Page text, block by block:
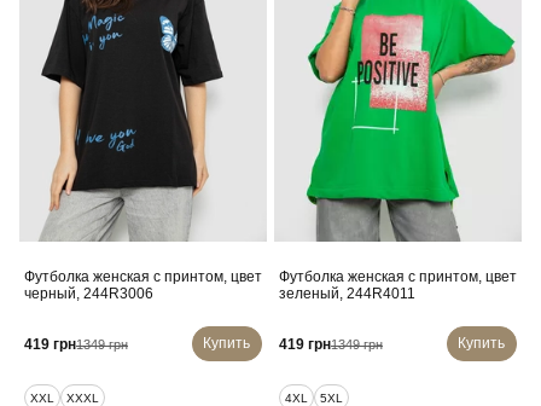
Футболка женская с принтом, цвет
черный, 244R3006
419 грн1349 грн Купить
XXL XXXL
Футболка женская с принтом, цвет
зеленый, 244R4011
419 грн1349 грн Купить
4XL 5XL